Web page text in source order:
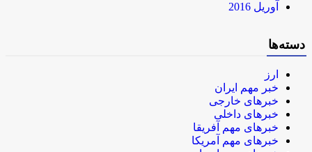
آوریل 2016
دسته‌ها
ارز
خبر مهم ایران
خبرهای خارجی
خبرهای داخلی
خبرهای مهم آفریقا
خبرهای مهم آمریکا